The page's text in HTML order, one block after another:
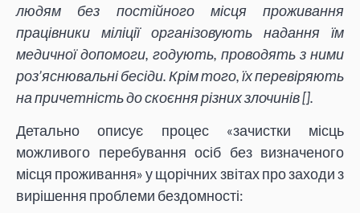
людям без постійного місця проживання
працівники міліції організовують надання їм
медичної допомоги, годують, проводять з ними
роз’яснювальні бесіди. Крім того, їх перевіряють
на причетність до скоєння різних злочинів [].
Детально описує процес «зачистки місць
можливого перебування осіб без визначеного
місця проживання» у щорічних звітах про заходи з
вирішення проблеми бездомності: